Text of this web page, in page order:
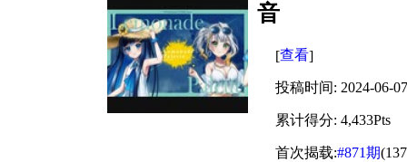
音
[查看]
投稿时间: 2024-06-
累计得分: 4,433Pts
首次揭载:#871期